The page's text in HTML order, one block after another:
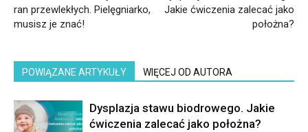
ran przewlekłych. Pielęgniarko,
musisz je znać!
Jakie ćwiczenia zalecać jako
położna?
POWIĄZANE ARTYKUŁY WIĘCEJ OD AUTORA
Dysplazja stawu biodrowego. Jakie
ćwiczenia zalecać jako położna?